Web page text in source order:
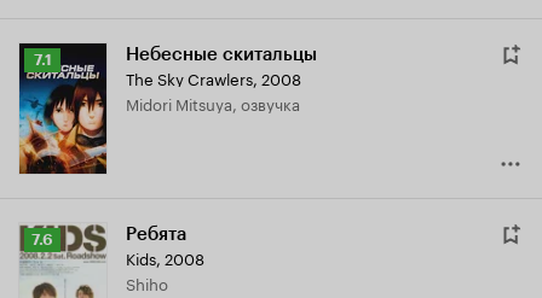
Рейтинг
Кинопоиска
7.1
7.1 Небесные скитальцы
The Sky Crawlers, 2008
Midori Mitsuya, озвучка
Рейтинг
Кинопоиска
7.6
7.6 Ребята
Kids, 2008
Shiho